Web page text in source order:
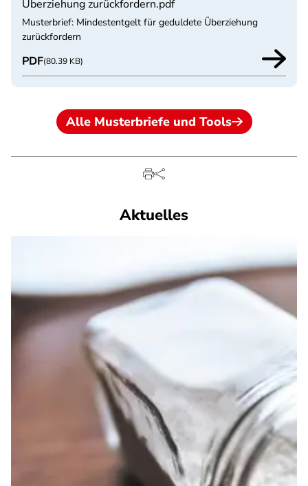
Überziehung zurückfordern.pdf
Musterbrief: Mindestentgelt für geduldete Überziehung
zurückfordern
PDF(80.39 KB)
Alle Musterbriefe und Tools
Aktuelles